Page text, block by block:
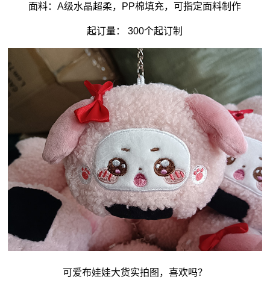
面料：A级水晶超柔，PP棉填充，可指定面料制作
起订量： 300个起订制
可爱布娃娃大货实拍图，喜欢吗？